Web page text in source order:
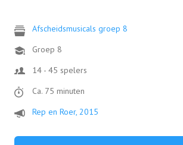
Afscheidsmusicals groep 8
Groep 8
14 - 45 spelers
Ca. 75 minuten
Rep en Roer, 2015